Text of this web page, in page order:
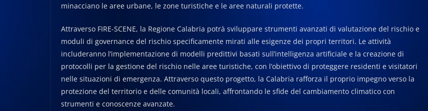
minacciano le aree urbane, le zone turistiche e le aree naturali protette.
Attraverso FIRE-SCENE, la Regione Calabria potrà sviluppare strumenti avanzati di valutazione del rischio e
moduli di governance del rischio specificamente mirati alle esigenze dei propri territori. Le attività
includeranno l’implementazione di modelli predittivi basati sull’intelligenza artificiale e la creazione di
protocolli per la gestione del rischio nelle aree turistiche, con l’obiettivo di proteggere residenti e visitatori
nelle situazioni di emergenza. Attraverso questo progetto, la Calabria rafforza il proprio impegno verso la
protezione del territorio e delle comunità locali, affrontando le sfide del cambiamento climatico con
strumenti e conoscenze avanzate.